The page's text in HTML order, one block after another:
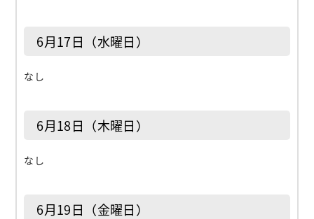
6月17日（水曜日）
なし
6月18日（木曜日）
なし
6月19日（金曜日）